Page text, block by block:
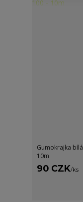
Gumokrajka
10m
90 CZK/ks